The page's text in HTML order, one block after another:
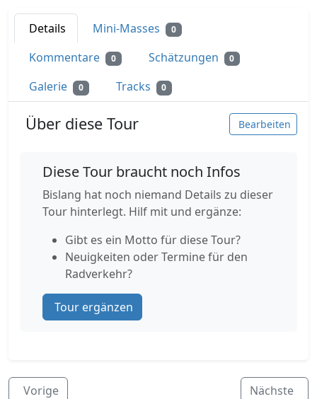
Details Mini-Masses 0
Kommentare 0 Schätzungen 0
Galerie 0 Tracks 0
Über diese Tour Bearbeiten
Diese Tour braucht noch Infos
Bislang hat noch niemand Details zu dieser
Tour hinterlegt. Hilf mit und ergänze:
Gibt es ein Motto für diese Tour?
Neuigkeiten oder Termine für den
Radverkehr?
Tour ergänzen
Vorige Nächste